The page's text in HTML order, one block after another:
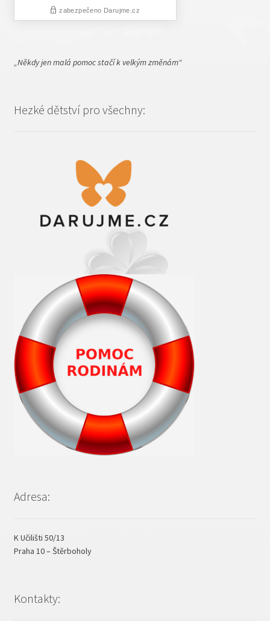
„Někdy jen malá pomocstačí k velkým změnám“
Hezké dětství pro všechny:
Adresa:
K Učilišti 50/13
Praha 10 – Štěrboholy
Kontakty: